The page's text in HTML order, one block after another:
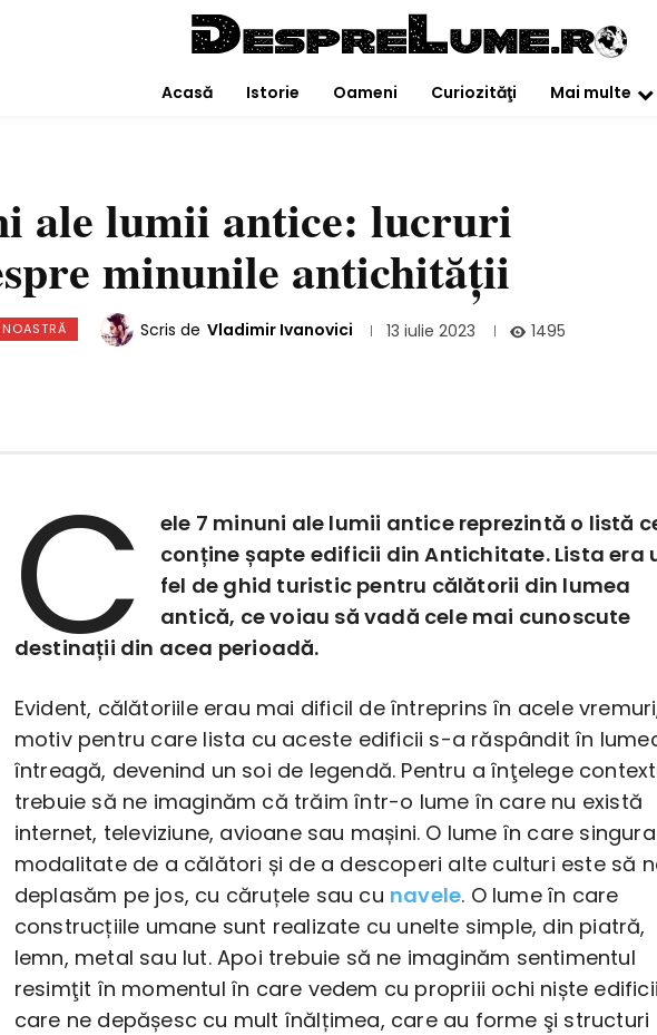
Acasă Istorie Oameni Curiozităţi Mai multe
ale lumii antice: lucruri
minunile antichităţii
Scris de Vladimir Ivanovici 13 iulie 2023 1495
C
ele 7 minuni ale lumii antice reprezintă o listă
conține șapte edificii din Antichitate. Lista era
fel de ghid turistic pentru călătorii din lumea
antică, ce voiau să vadă cele mai cunoscute
destinații din acea perioadă.
Evident, călătoriile erau mai dificil de întreprins în acele
motiv pentru care lista cu aceste edificii s-a răspândit în
întreagă, devenind un soi de legendă. Pentru a înţelege
trebuie să ne imaginăm că trăim într-o lume în care nu există
internet, televiziune, avioane sau mașini. O lume în care singura
modalitate de a călători și de a descoperi alte culturi este să
deplasăm pe jos, cu căruțele sau cu navele. O lume în care
construcțiile umane sunt realizate cu unelte simple, din piatră,
lemn, metal sau lut. Apoi trebuie să ne imaginăm sentimentul
resimţit în momentul în care vedem cu propriii ochi niște edificii
care ne depășesc cu mult înălțimea, care au forme şi structuri